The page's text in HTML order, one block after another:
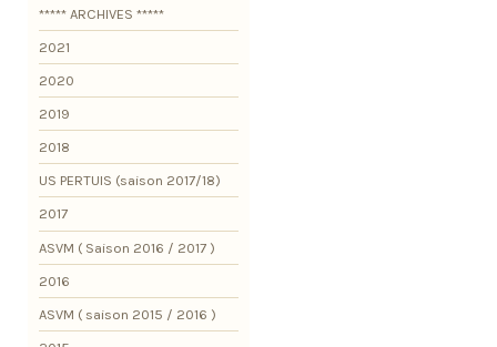
***** ARCHIVES *****
2021
2020
2019
2018
US PERTUIS (saison 2017/18)
2017
ASVM ( Saison 2016 / 2017 )
2016
ASVM ( saison 2015 / 2016 )